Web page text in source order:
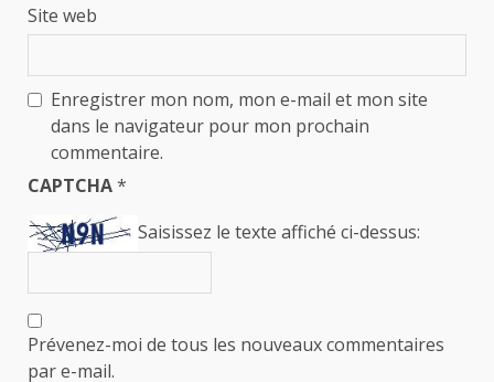
Site web
Enregistrer mon nom, mon e-mail et mon site
dans le navigateur pour mon prochain
commentaire.
CAPTCHA*
Saisissez le texte affiché ci-dessus:
Prévenez-moi de tous les nouveaux commentaires
par e-mail.